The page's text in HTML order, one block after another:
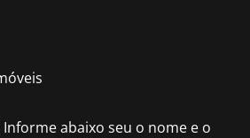
Informe abaixo seu o nome e o